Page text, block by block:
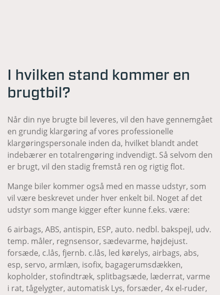
I hvilken stand kommer en
brugtbil?
Når din nye brugte bil leveres, vil den have gennemgået
en grundig klargøring af vores professionelle
klargøringspersonale inden da, hvilket blandt andet
indebærer en totalrengøring indvendigt. Så selvom den
er brugt, vil den stadig fremstå ren og rigtig flot.
Mange biler kommer også med en masse udstyr, som
vil være beskrevet under hver enkelt bil. Noget af det
udstyr som mange kigger efter kunne f.eks. være:
6 airbags, ABS, antispin, ESP, auto. nedbl. bakspejl, udv.
temp. måler, regnsensor, sædevarme, højdejust.
forsæde, c.lås, fjernb. c.lås, led kørelys, airbags, abs,
esp, servo, armlæn, isofix, bagagerumsdækken,
kopholder, stofindtræk, splitbagsæde, læderrat, varme
i rat, tågelygter, automatisk Lys, forsæder, 4x el-ruder,